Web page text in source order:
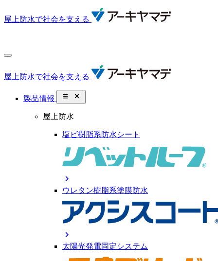
屋上防水で社会を支える
屋上防水で社会を支える
製品情報 close_small
屋上防水
塩ビ樹脂系防水シート
chevron_right
ウレタン樹脂系塗膜防水
chevron_right
太陽光発電固定システム